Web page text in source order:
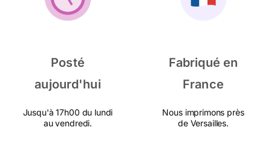
Posté
aujourd'hui
Jusqu'à 17h00 du lundi
au vendredi.
Fabriqué en
France
Nous imprimons près
de Versailles.